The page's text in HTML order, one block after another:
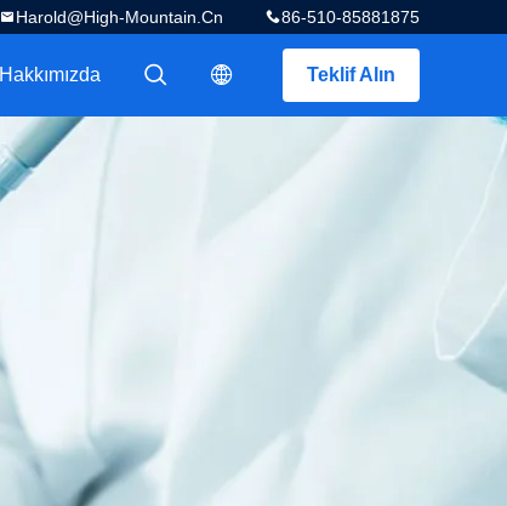
86-510-85881875
Harold@high-Mountain.cn
Teklif Alın
Hakkımızda